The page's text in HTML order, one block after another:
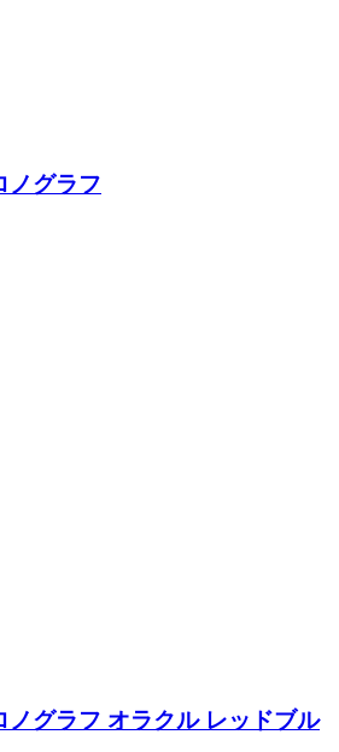
ノグラフ
ノグラフ オラクル レッドブル